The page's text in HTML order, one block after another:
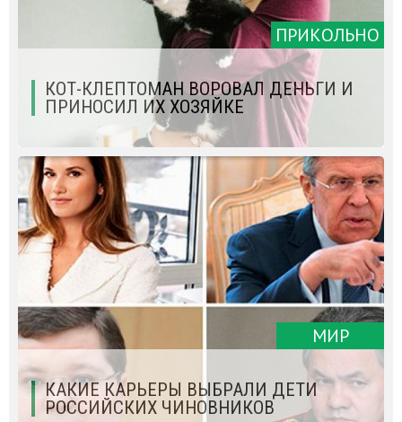
ПРИКОЛЬНО
КОТ-КЛЕПТОМАН ВОРОВАЛ ДЕНЬГИ И
ПРИНОСИЛ ИХ ХОЗЯЙКЕ
МИР
КАКИЕ КАРЬЕРЫ ВЫБРАЛИ ДЕТИ
РОССИЙСКИХ ЧИНОВНИКОВ